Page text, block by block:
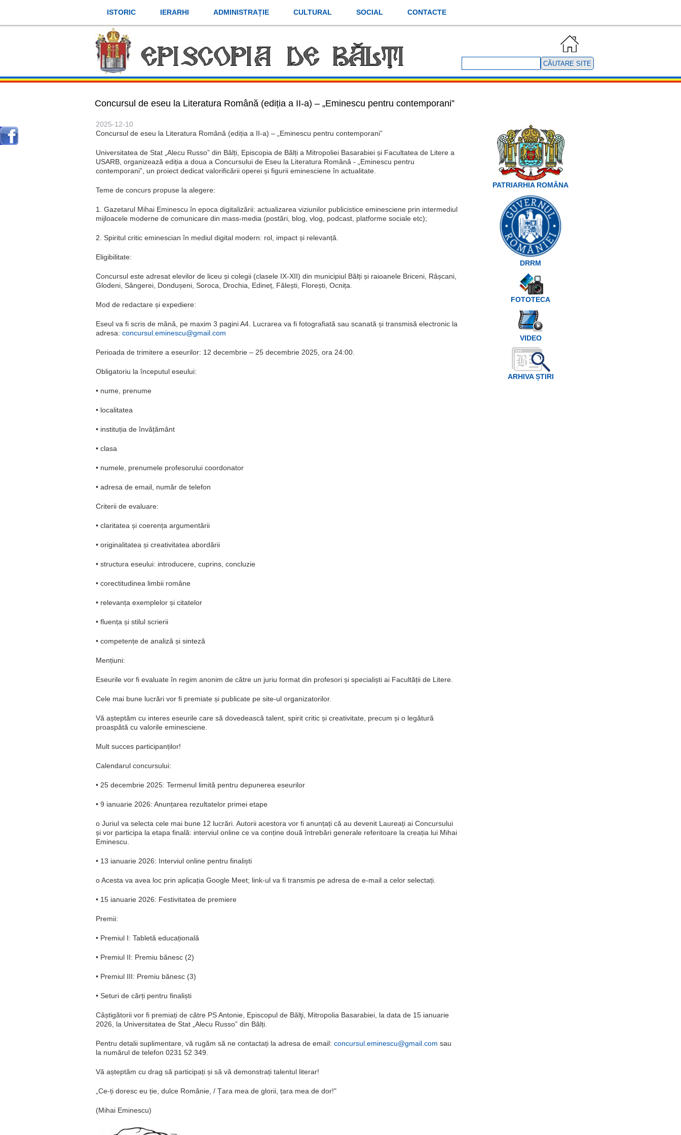
ISTORIC IERARHI ADMINISTRAȚIE CULTURAL SOCIAL CONTACTE
site
Concursul de eseu la Literatura Română (ediția a II-a) – „Eminescu pentru contemporani”
2025-12-10
Concursul de eseu la Literatura Română (ediția a II-a) – „Eminescu pentru contemporani”
Universitatea de Stat „Alecu Russo” din Bălți, Episcopia de Bălți a Mitropoliei Basarabiei și Facultatea de Litere a
USARB, organizează ediția a doua a Concursului de Eseu la Literatura Română - „Eminescu pentru
contemporani”, un proiect dedicat valorificării operei și figurii eminesciene în actualitate.
Teme de concurs propuse la alegere:
1. Gazetarul Mihai Eminescu în epoca digitalizării: actualizarea viziunilor publicistice eminesciene prin intermediul
mijloacele moderne de comunicare din mass-media (postări, blog, vlog, podcast, platforme sociale etc);
2. Spiritul critic eminescian în mediul digital modern: rol, impact și relevanță.
Eligibilitate:
Concursul este adresat elevilor de liceu și colegii (clasele IX-XII) din municipiul Bălți și raioanele Briceni, Râșcani,
Glodeni, Sângerei, Dondușeni, Soroca, Drochia, Edineț, Fălești, Florești, Ocnița.
Mod de redactare și expediere:
Eseul va fi scris de mână, pe maxim 3 pagini A4. Lucrarea va fi fotografiată sau scanată și transmisă electronic la
adresa: concursul.eminescu@gmail.com
Perioada de trimitere a eseurilor: 12 decembrie – 25 decembrie 2025, ora 24:00.
Obligatoriu la începutul eseului:
• nume, prenume
• localitatea
• instituția de învățământ
• clasa
• numele, prenumele profesorului coordonator
• adresa de email, număr de telefon
Criterii de evaluare:
• claritatea și coerența argumentării
• originalitatea și creativitatea abordării
• structura eseului: introducere, cuprins, concluzie
• corectitudinea limbii române
• relevanța exemplelor și citatelor
• fluența și stilul scrierii
• competențe de analiză și sinteză
Mențiuni:
Eseurile vor fi evaluate în regim anonim de către un juriu format din profesori și specialiști ai Facultății de Litere.
Cele mai bune lucrări vor fi premiate și publicate pe site-ul organizatorilor.
Vă așteptăm cu interes eseurile care să dovedească talent, spirit critic și creativitate, precum și o legătură
proaspătă cu valorile eminesciene.
Mult succes participanților!
Calendarul concursului:
• 25 decembrie 2025: Termenul limită pentru depunerea eseurilor
• 9 ianuarie 2026: Anunțarea rezultatelor primei etape
o Juriul va selecta cele mai bune 12 lucrări. Autorii acestora vor fi anunțați că au devenit Laureați ai Concursului
și vor participa la etapa finală: interviul online ce va conține două întrebări generale referitoare la creația lui Mihai
Eminescu.
• 13 ianuarie 2026: Interviul online pentru finaliști
o Acesta va avea loc prin aplicația Google Meet; link-ul va fi transmis pe adresa de e-mail a celor selectați.
• 15 ianuarie 2026: Festivitatea de premiere
Premii:
• Premiul I: Tabletă educațională
• Premiul II: Premiu bănesc (2)
• Premiul III: Premiu bănesc (3)
• Seturi de cărți pentru finaliști
Câștigătorii vor fi premiați de către PS Antonie, Episcopul de Bălţi, Mitropolia Basarabiei, la data de 15 ianuarie
2026, la Universitatea de Stat „Alecu Russo” din Bălți.
Pentru detalii suplimentare, vă rugăm să ne contactați la adresa de email: concursul.eminescu@gmail.com sau
la numărul de telefon 0231 52 349.
Vă așteptăm cu drag să participați și să vă demonstrați talentul literar!
„Ce-ți doresc eu ție, dulce Românie, / Țara mea de glorii, țara mea de dor!"
(Mihai Eminescu)
PATRIARHIA ROMÂNA
DRRM
FOTOTECA
VIDEO
ARHIVA ȘTIRI